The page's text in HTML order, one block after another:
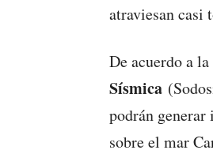
atraviesan
De acuerdo a la
Sísmica
podrán
sobre el mar